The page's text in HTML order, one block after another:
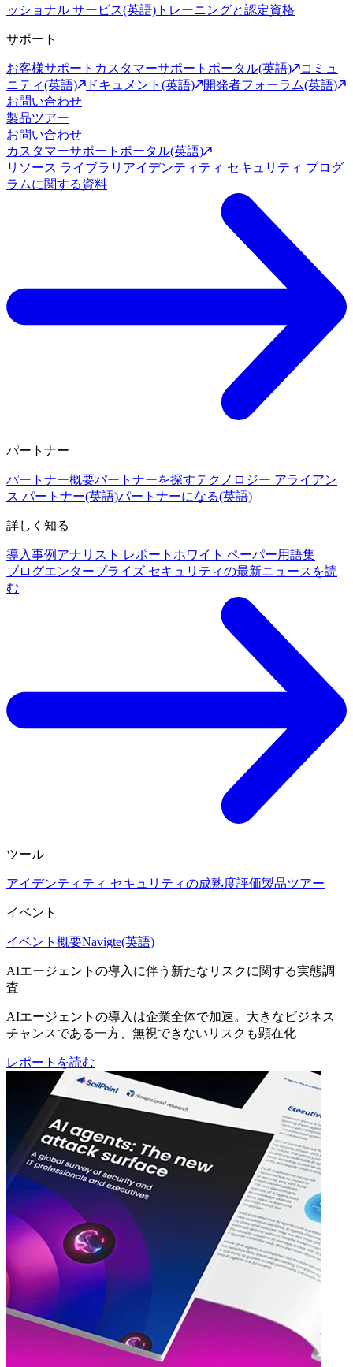
ッショナル サービス(英語) トレーニングと認定資格
サポート
お客様サポート カスタマーサポートポータル(英語)
コミュ
ニティ(英語)
ドキュメント(英語)
開発者フォーラム(英語)
お問い合わせ
製品ツアー
お問い合わせ
カスタマーサポートポータル(英語)
リソース ライブラリ アイデンティティ セキュリティ プログ
ラムに関する資料
パートナー
パートナー概要パートナーを探すテクノロジー アライアン
ス パートナー(英語)パートナーになる(英語)
詳しく知る
導入事例 アナリスト レポート ホワイト ペーパー用語集
ブログエンタープライズ セキュリティの最新ニュースを読
む
ツール
アイデンティティ セキュリティの成熟度評価製品ツアー
イベント
イベント概要Navigte(英語)
AIエージェントの導入に伴う新たなリスクに関する実態調
査
AIエージェントの導入は企業全体で加速。大きなビジネス
チャンスである一方、無視できないリスクも顕在化
レポートを読む